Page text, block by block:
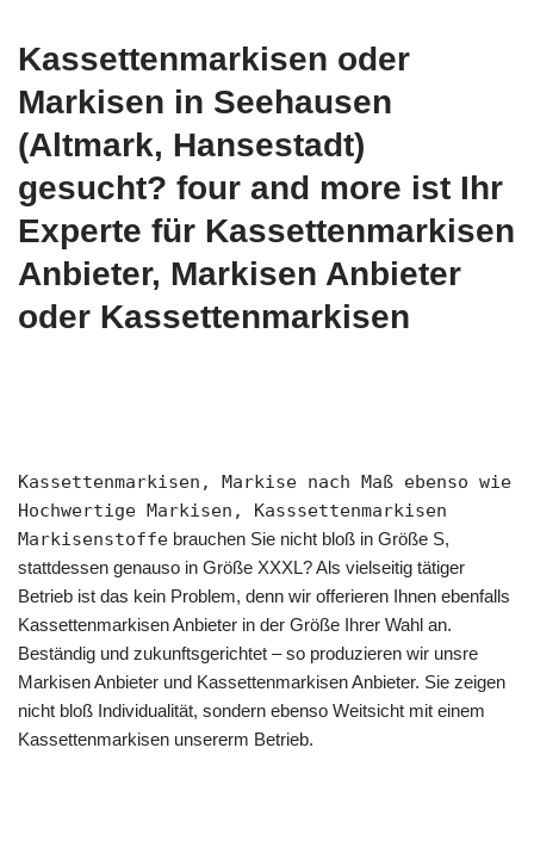
Kassettenmarkisen oder
Markisen in Seehausen
(Altmark, Hansestadt)
gesucht? four and more ist Ihr
Experte für Kassettenmarkisen
Anbieter, Markisen Anbieter
oder Kassettenmarkisen
Kassettenmarkisen, Markise nach Maß ebenso wie
Hochwertige Markisen, Kasssettenmarkisen
Markisenstoffe brauchen Sie nicht bloß in Größe S,
stattdessen genauso in Größe XXXL? Als vielseitig tätiger
Betrieb ist das kein Problem, denn wir offerieren Ihnen ebenfalls
Kassettenmarkisen Anbieter in der Größe Ihrer Wahl an.
Beständig und zukunftsgerichtet – so produzieren wir unsre
Markisen Anbieter und Kassettenmarkisen Anbieter. Sie zeigen
nicht bloß Individualität, sondern ebenso Weitsicht mit einem
Kassettenmarkisen unsererm Betrieb.